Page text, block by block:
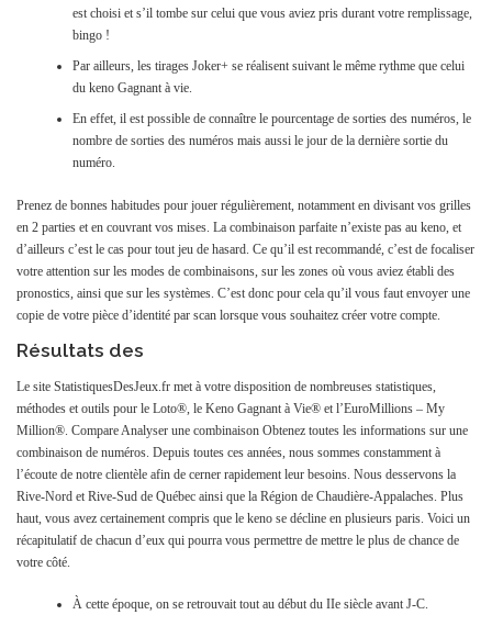
est choisi et s’il tombe sur celui que vous aviez pris durant votre remplissage,
bingo !
Par ailleurs, les tirages Joker+ se réalisent suivant le même rythme que celui
du keno Gagnant à vie.
En effet, il est possible de connaître le pourcentage de sorties des numéros, le
nombre de sorties des numéros mais aussi le jour de la dernière sortie du
numéro.
Prenez de bonnes habitudes pour jouer régulièrement, notamment en divisant vos grilles
en 2 parties et en couvrant vos mises. La combinaison parfaite n’existe pas au keno, et
d’ailleurs c’est le cas pour tout jeu de hasard. Ce qu’il est recommandé, c’est de focaliser
votre attention sur les modes de combinaisons, sur les zones où vous aviez établi des
pronostics, ainsi que sur les systèmes. C’est donc pour cela qu’il vous faut envoyer une
copie de votre pièce d’identité par scan lorsque vous souhaitez créer votre compte.
Résultats des
Le site StatistiquesDesJeux.fr met à votre disposition de nombreuses statistiques,
méthodes et outils pour le Loto®, le Keno Gagnant à Vie® et l’EuroMillions – My
Million®. Compare Analyser une combinaison Obtenez toutes les informations sur une
combinaison de numéros. Depuis toutes ces années, nous sommes constamment à
l’écoute de notre clientèle afin de cerner rapidement leur besoins. Nous desservons la
Rive-Nord et Rive-Sud de Québec ainsi que la Région de Chaudière-Appalaches. Plus
haut, vous avez certainement compris que le keno se décline en plusieurs paris. Voici un
récapitulatif de chacun d’eux qui pourra vous permettre de mettre le plus de chance de
votre côté.
À cette époque, on se retrouvait tout au début du IIe siècle avant J-C.